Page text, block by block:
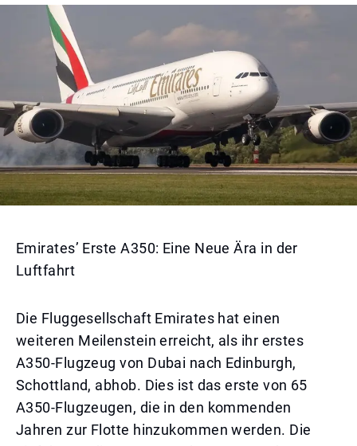
Emirates’ Erste A350: Eine Neue Ära in der
Luftfahrt
Die Fluggesellschaft Emirates hat einen
weiteren Meilenstein erreicht, als ihr erstes
A350-Flugzeug von Dubai nach Edinburgh,
Schottland, abhob. Dies ist das erste von 65
A350-Flugzeugen, die in den kommenden
Jahren zur Flotte hinzukommen werden. Die